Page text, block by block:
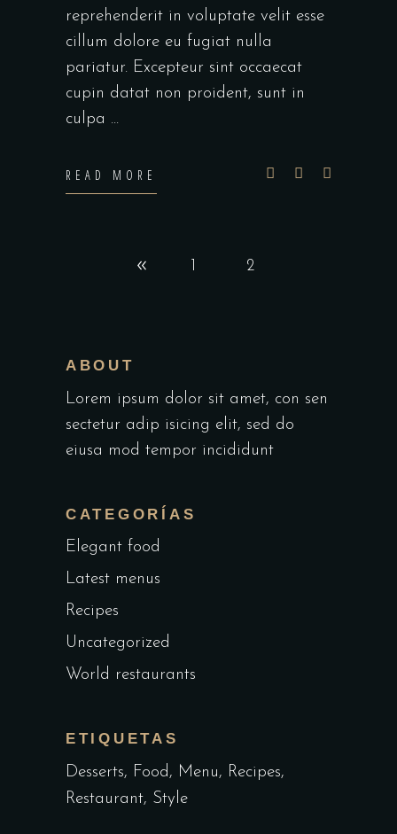
reprehenderit in voluptate velit esse
cillum dolore eu fugiat nulla
pariatur. Excepteur sint occaecat
cupin datat non proident, sunt in
culpa
READ MORE
1 2
ABOUT
Lorem ipsum dolor sit amet, con sen
sectetur adip isicing elit, sed do
eiusa mod tempor incididunt
CATEGORÍAS
Elegant food
Latest menus
Recipes
Uncategorized
World restaurants
ETIQUETAS
Desserts
Food Menu
Recipes
Restaurant Style